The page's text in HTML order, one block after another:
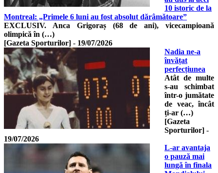
10 istoric de la
Montreal: „Primele 6 luni au fost absolut dărâmătoare”
EXCLUSIV. Anca Grigoraș (68 de ani), vicecampioană
olimpică în (…)
[Gazeta Sporturilor] - 19/07/2026
Nadia ne-a
învățat
perfecțiunea
Atât de multe
s-au schimbat
într-o jumătate
de veac, încât
ți-ar (…)
[Gazeta
Sporturilor] -
19/07/2026
L-ar avantaja
o pauză mai
lungă în finala